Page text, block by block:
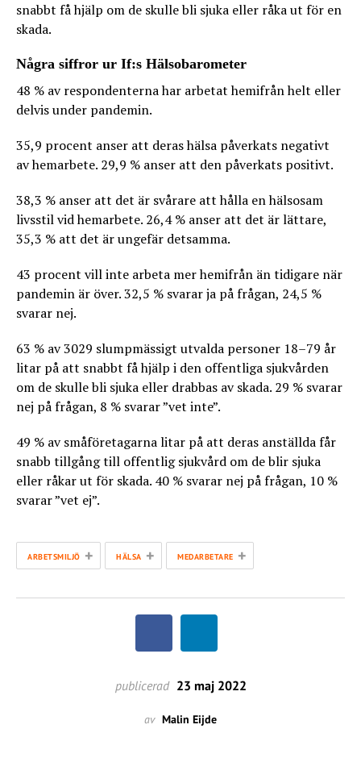
snabbt få hjälp om de skulle bli sjuka eller råka ut för en
skada.
Några siffror ur If:s Hälsobarometer
48 % av respondenterna har arbetat hemifrån helt eller
delvis under pandemin.
35,9 procent anser att deras hälsa påverkats negativt
av hemarbete. 29,9 % anser att den påverkats positivt.
38,3 % anser att det är svårare att hålla en hälsosam
livsstil vid hemarbete. 26,4 % anser att det är lättare,
35,3 % att det är ungefär detsamma.
43 procent vill inte arbeta mer hemifrån än tidigare när
pandemin är över. 32,5 % svarar ja på frågan, 24,5 %
svarar nej.
63 % av 3029 slumpmässigt utvalda personer 18–79 år
litar på att snabbt få hjälp i den offentliga sjukvården
om de skulle bli sjuka eller drabbas av skada. 29 % svarar
nej på frågan, 8 % svarar ”vet inte”.
49 % av småföretagarna litar på att deras anställda får
snabb tillgång till offentlig sjukvård om de blir sjuka
eller råkar ut för skada. 40 % svarar nej på frågan, 10 %
svarar ”vet ej”.
ARBETSMILJÖ + HÄLSA + MEDARBETARE +
publicerad 23 maj 2022
av Malin Eijde